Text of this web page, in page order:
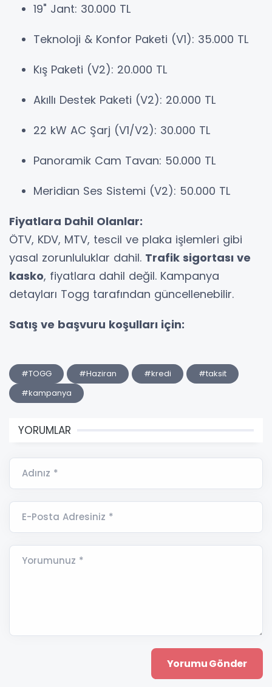
19" Jant: 30.000 TL
Teknoloji & Konfor Paketi (V1): 35.000 TL
Kış Paketi (V2): 20.000 TL
Akıllı Destek Paketi (V2): 20.000 TL
22 kW AC Şarj (V1/V2): 30.000 TL
Panoramik Cam Tavan: 50.000 TL
Meridian Ses Sistemi (V2): 50.000 TL
Fiyatlara Dahil Olanlar:
ÖTV, KDV, MTV, tescil ve plaka işlemleri gibi
yasal zorunluluklar dahil. Trafik sigortası ve
kasko, fiyatlara dahil değil. Kampanya
detayları Togg tarafından güncellenebilir.
Satış ve başvuru koşulları için:
#TOGG #Haziran #kredi
#taksit
#kampanya
YORUMLAR
Adınız *
E-Posta Adresiniz *
Yorumunuz *